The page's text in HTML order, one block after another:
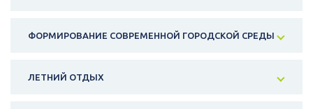
ФОРМИРОВАНИЕ СОВРЕМЕННОЙ ГОРОДСКОЙ СРЕДЫ
ЛЕТНИЙ ОТДЫХ